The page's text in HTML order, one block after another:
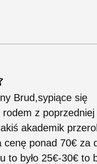
Brud,sypiące się
rodem z
akademik
cenę ponad 70€ za
to było 25€-30€ to